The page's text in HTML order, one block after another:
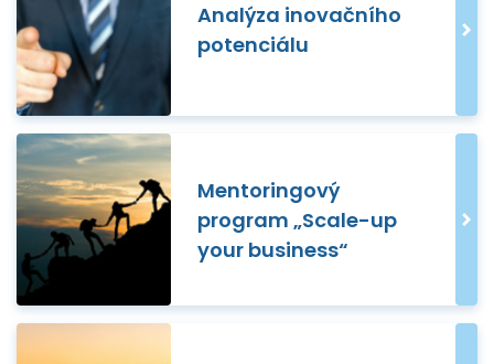
Analýza inovačního
potenciálu
Mentoringový
program „Scale-up
your business“